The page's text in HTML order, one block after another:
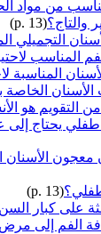
من مواد
والتاج؟(p. 13)
التجميلي
المناسب
المناسبة
الخاصة
التقويم هو
يحتاج إلى
الأسنان
(p. 13)
على كبار
الفم إلى مرض